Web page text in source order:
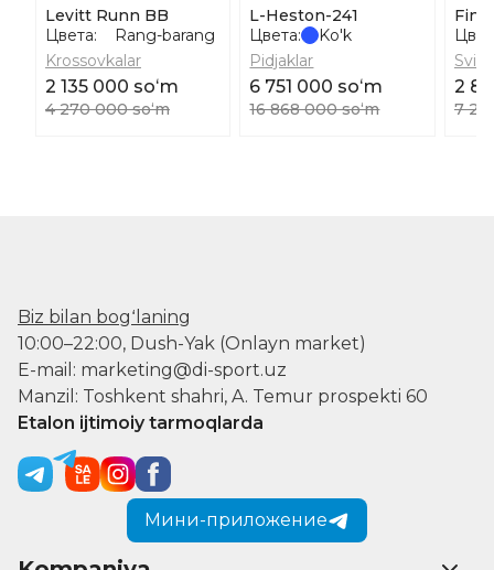
Levitt Runn BB
Цвета:
Rang-barang
Krossovkalar
2 135 000 soʻm
4 270 000 soʻm
L-Heston-241
Цвета:
Ko'k
Pidjaklar
6 751 000 soʻm
16 868 000 soʻm
Finfi
2
7
Biz bilan bogʻlaning
10:00–22:00, Dush-Yak (Onlayn market)
E-mail: marketing@di-sport.uz
Manzil: Toshkent shahri, A. Temur prospekti 60
Etalon ijtimoiy tarmoqlarda
Мини-приложение